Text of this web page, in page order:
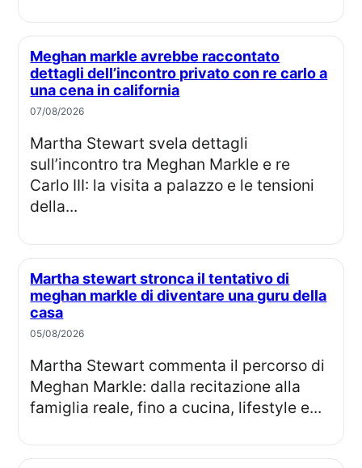
Meghan markle avrebbe raccontato
dettagli dell’incontro privato con re carlo a
una cena in california
07/08/2026
Martha Stewart svela dettagli
sull’incontro tra Meghan Markle e re
Carlo III: la visita a palazzo e le tensioni
della...
Martha stewart stronca il tentativo di
meghan markle di diventare una guru della
casa
05/08/2026
Martha Stewart commenta il percorso di
Meghan Markle: dalla recitazione alla
famiglia reale, fino a cucina, lifestyle e...